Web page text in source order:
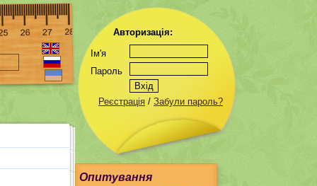
Авторизація:
Ім'я
Пароль
Реєстрація / Забули пароль?
Опитування